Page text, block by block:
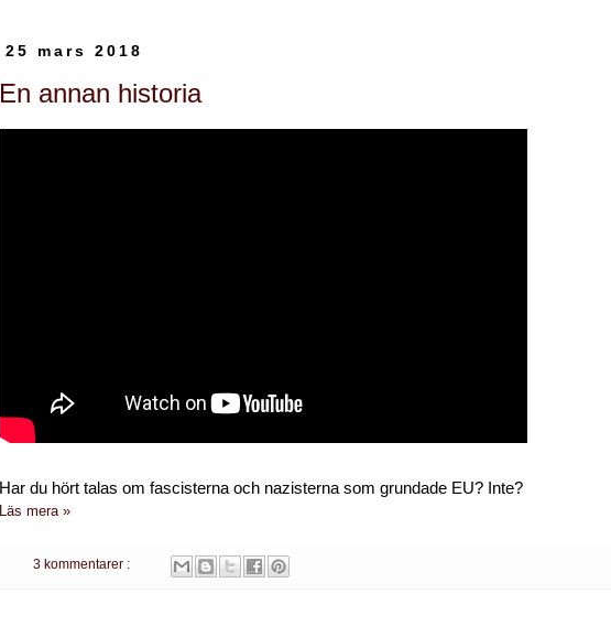
25 mars 2018
En annan historia
Har du hört talas om fascisterna och nazisterna som grundade EU? Inte?
Läs mera »
3 kommentarer :